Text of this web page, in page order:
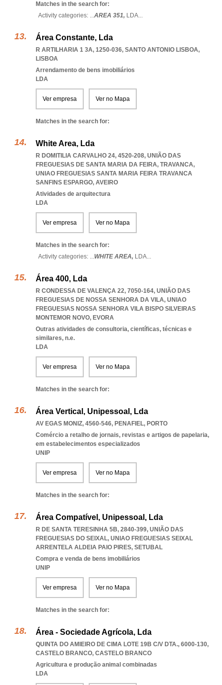
Matches in the search for:
Activity categories: ...AREA 351, LDA...
Área Constante, Lda
R ARTILHARIA 1 3A, 1250-036, SANTO ANTONIO LISBOA,
LISBOA
Arrendamento de bens imobiliários
LDA
Ver empresa Ver no Mapa
Matches in the search for:
White Area, Lda
R DOMITILIA CARVALHO 24, 4520-208, UNIÃO DAS
FREGUESIAS DE SANTA MARIA DA FEIRA, TRAVANCA,
UNIAO FREGUESIAS SANTA MARIA FEIRA TRAVANCA
SANFINS ESPARGO, AVEIRO
Atividades de arquitectura
LDA
Ver empresa Ver no Mapa
Matches in the search for:
Activity categories: ...WHITE AREA, LDA...
Área 400, Lda
R CONDESSA DE VALENÇA 22, 7050-164, UNIÃO DAS
FREGUESIAS DE NOSSA SENHORA DA VILA, UNIAO
FREGUESIAS NOSSA SENHORA VILA BISPO SILVEIRAS
MONTEMOR NOVO, EVORA
Outras atividades de consultoria, científicas, técnicas e
similares, n.e.
LDA
Ver empresa Ver no Mapa
Matches in the search for:
Área Vertical, Unipessoal, Lda
AV EGAS MONIZ, 4560-546, PENAFIEL, PORTO
Comércio a retalho de jornais, revistas e artigos de papelaria,
em estabelecimentos especializados
UNIP
Ver empresa Ver no Mapa
Matches in the search for:
Área Compatível, Unipessoal, Lda
R DE SANTA TERESINHA 5B, 2840-399, UNIÃO DAS
FREGUESIAS DO SEIXAL, UNIAO FREGUESIAS SEIXAL
ARRENTELA ALDEIA PAIO PIRES, SETUBAL
Compra e venda de bens imobiliários
UNIP
Ver empresa Ver no Mapa
Matches in the search for:
Área - Sociedade Agrícola, Lda
QUINTA DO AMIEIRO DE CIMA LOTE 19B C/V DTA., 6000-130,
CASTELO BRANCO, CASTELO BRANCO
Agricultura e produção animal combinadas
LDA